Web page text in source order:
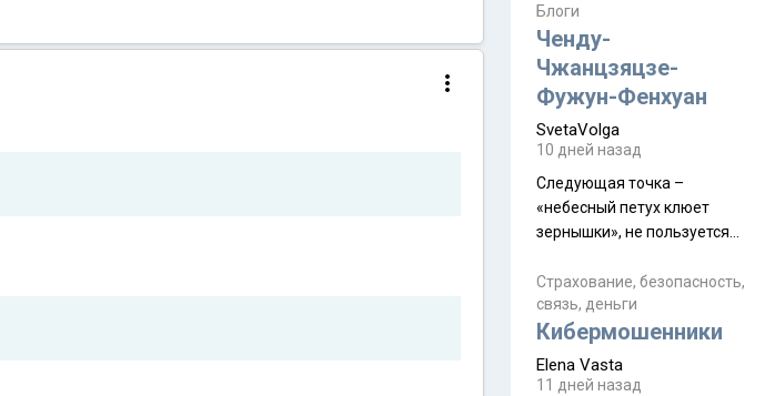
уже, как демобилизовались,
а продолжают встречаться
почти каждую неделю) и с
порога сообщил: "Эйтан
разводится!" Эйтан -
мальчик из религиозной
семьи, из тех, кого называют
"вязаные кипы". С 2022-го
Блоги
Ченду-
Чжанцзяцзе-
Фужун-Фенхуан
SvetaVolga
10 дней назад
Следующая точка –
«небесный петух клюет
зернышки», не пользуется
заслужено, и чтобы попасть
на начало тропы показали
водителю карту, иначе
Пошли туда, потому что я
Страхование, безопасность,
связь, деньги
Кибермошенники
Elena Vasta
11 дней назад